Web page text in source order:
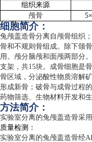
组织来源
颅骨
5×
细胞简介：
兔颅盖造骨分离自颅骨组织
骨和不规则骨组成。除下颌
用。颅分脑颅和面颅两部分
支架，共15块。成骨细胞是
骨区域，分泌酸性物质溶解
形成新骨；破骨与成骨过程
药物筛选、生物材料开发和
方法简介：
实验室分离的兔颅盖造骨采
质量检测：
实验室分离的兔颅盖造骨经